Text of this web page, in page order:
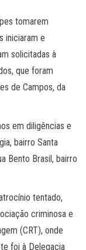
tomarem
iniciaram e
solicitadas à
que foram
de Campos, da
em diligências e
bairro Santa
Bento Brasil, bairro
tentado,
criminosa e
(CRT), onde
foi à Delegacia